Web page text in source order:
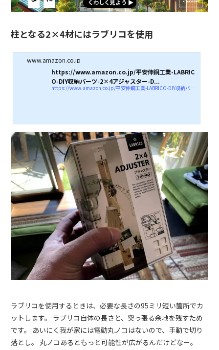
柱となる2×4材にはラブリコを使用
www.amazon.co.jp
https://www.amazon.co.jp/平安伸銅工業-LABRIC
O-DIY収納パーツ-2×4アジャスター-D...
https://www.amazon.co.jp/平安伸銅工業-LABRICO-DIY収納パーツ-2×4アジャスター-DXO-1/dp/B01HTRVZ0A/ref=sr_1_1_sspa?__mk_ja_JP=カタカナ&amp;#038;#038;dchild=1&amp;#038;#038;keywords=ラブリコ&amp;#038;#038;qid=1588570045&amp;#038;#038;sr=8-1-spons&amp;#038;#038;psc=1&amp;#038;#038;spLa=ZW5jcnlwdGVkUXVhbGlmaWVyPUFaWTRTU1lLUU5GS1YmZW5jcnlwdGVkSWQ9QTAzOTUxMTcyTzRXTkFRSjZFVjNVJmVuY3J5cHRlZEFkSWQ9QThRMVM0NkFZQUhVNSZ3aWRnZXROYW1lPXNwX2F0ZiZhY3Rpb249Y2xpY2tSZWRpcmVjdCZkb05vdExvZ0NsaWNrPXRydWU=
ラブリコを使用するときは、必要な長さの95ミリ短い箇所でカ
ットします。 ラブリコ自体の長さと、突っ張る余地を残すため
です。 あいにく我が家には電動丸ノコはないので、手動で切り
落とし。 丸ノコあるともっと可能性が広がるんだけどなー。